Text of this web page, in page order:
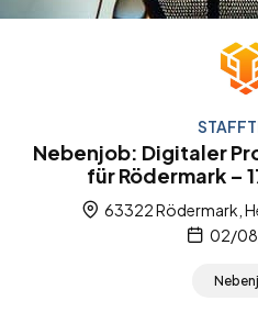
Nebenjob: Digitaler
für Rödermark –
63322 Rödermark,
02/